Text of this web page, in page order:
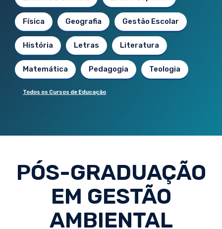
Física Geografia Gestão Escolar
História Letras Literatura
Matemática Pedagogia Teologia
Todos os Cursos de Educação
PÓS-GRADUAÇÃO
EM GESTÃO
AMBIENTAL